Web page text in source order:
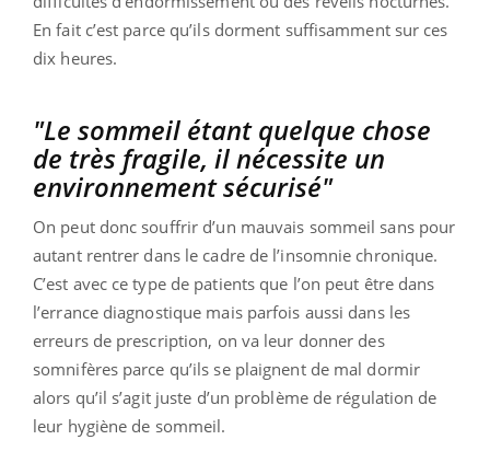
En fait c’est parce qu’ils dorment suffisamment sur ces
dix heures.
"Le sommeil étant quelque chose
de très fragile, il nécessite un
environnement sécurisé"
On peut donc souffrir d’un mauvais sommeil sans pour
autant rentrer dans le cadre de l’insomnie chronique.
C’est avec ce type de patients que l’on peut être dans
l’errance diagnostique mais parfois aussi dans les
erreurs de prescription, on va leur donner des
somnifères parce qu’ils se plaignent de mal dormir
alors qu’il s’agit juste d’un problème de régulation de
leur hygiène de sommeil.